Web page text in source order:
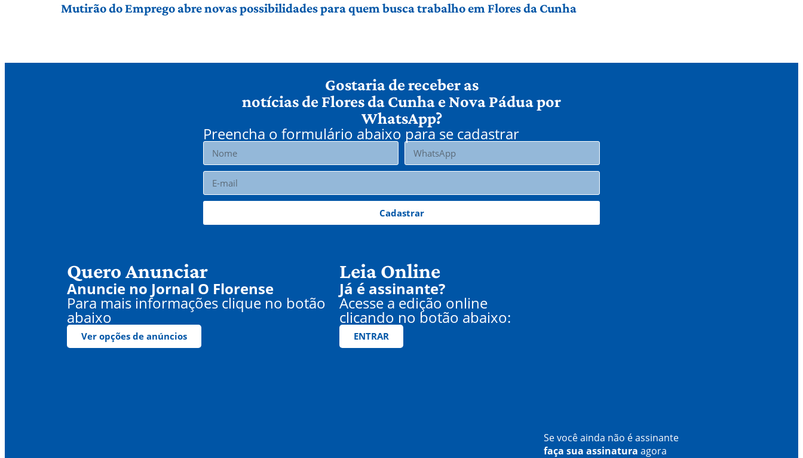
Mutirão do Emprego abre novas possibilidades para quem busca trabalho em Flores da Cunha
Gostaria de receber as
notícias de Flores da Cunha e Nova Pádua por
WhatsApp?
Preencha o formulário abaixo para se cadastrar
Cadastrar
Quero Anunciar
Anuncie no Jornal O Florense
Para mais informações clique no botão
abaixo
Ver opções de anúncios
Leia Online
Já é assinante?
Acesse a edição online
clicando no botão abaixo:
ENTRAR
Se você ainda não é assinante
faça sua assinatura agora